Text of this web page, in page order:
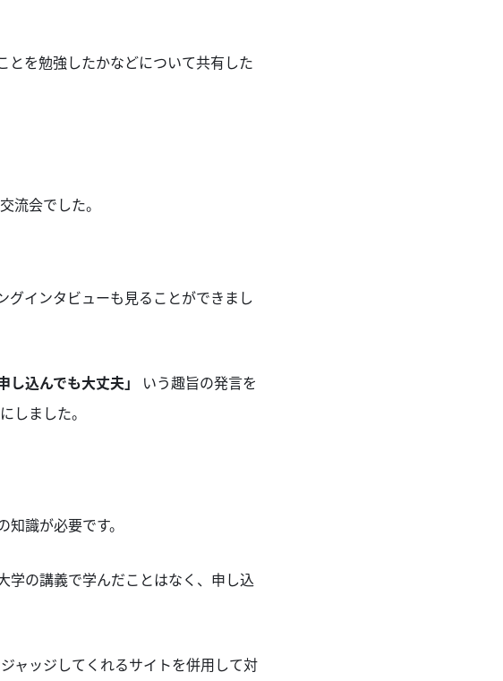
とを勉強したかなどについて共有した
流会でした。
グインタビューも見ることができまし
し込んでも大丈夫」
いう趣旨の発言を
しました。
識が必要です。
学の講義で学んだことはなく、申し込
ャッジしてくれるサイトを併用して対